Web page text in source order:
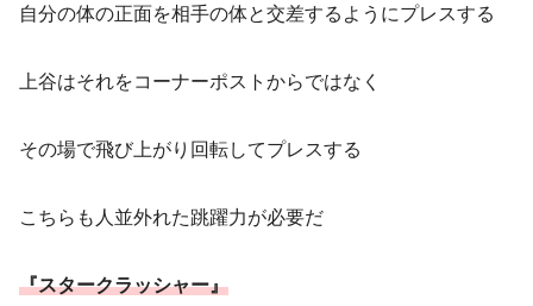
自分の体の正面を相手の体と交差するようにプレスする
上谷はそれをコーナーポストからではなく
その場で飛び上がり回転してプレスする
こちらも人並外れた跳躍力が必要だ
『スタークラッシャー』